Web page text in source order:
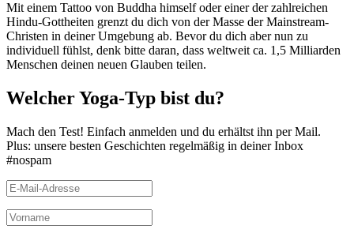
Mit einem Tattoo von Buddha himself oder einer der zahlreichen
Hindu-Gottheiten grenzt du dich von der Masse der Mainstream-
Christen in deiner Umgebung ab. Bevor du dich aber nun zu
individuell fühlst, denk bitte daran, dass weltweit ca. 1,5 Milliarden
Menschen deinen neuen Glauben teilen.
Welcher Yoga-Typ bist du?
Mach den Test! Einfach anmelden und du erhältst ihn per Mail.
Plus: unsere besten Geschichten regelmäßig in deiner Inbox
#nospam